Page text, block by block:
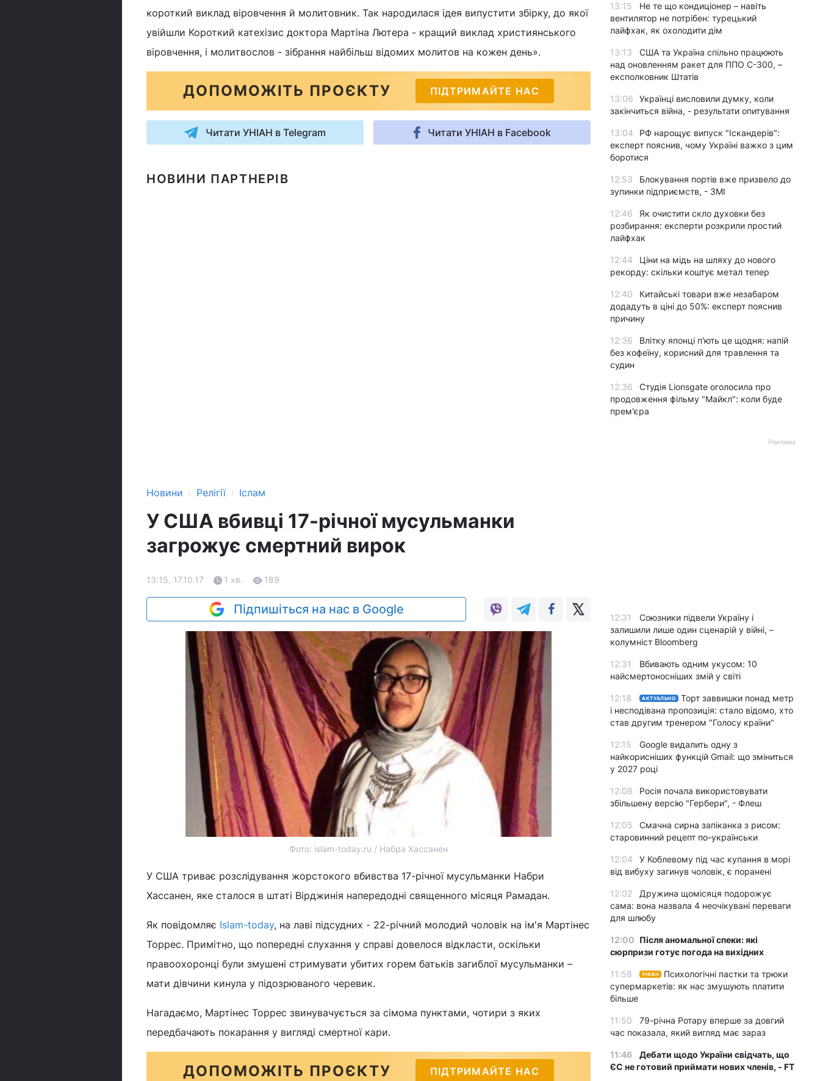
короткий виклад віровчення й молитовник. Так народилася ідея випустити збірку, до якої
увійшли Короткий катехізис доктора Мартіна Лютера - кращий виклад християнського
віровчення, і молитвослов - зібрання найбільш відомих молитов на кожен день».
ДОПОМОЖІТЬ ПРОЄКТУ ПІДТРИМАЙТЕ НАС
Читати УНІАН в Telegram Читати УНІАН в Facebook
НОВИНИ ПАРТНЕРІВ
Новини › Релігії › Іслам
У США вбивці 17-річної мусульманки
загрожує смертний вирок
13:15, 17.10.17 1 хв. 189
Підпишіться на нас в Google
Фото: islam-today.ru / Набра Хассанен
У США триває розслідування жорстокого вбивства 17-річної мусульманки Набри
Хассанен, яке сталося в штаті Вірджинія напередодні священного місяця Рамадан.
Як повідомляє Islam-today, на лаві підсудних - 22-річний молодий чоловік на ім'я Мартінес
Торрес. Примітно, що попередні слухання у справі довелося відкласти, оскільки
правоохоронці були змушені стримувати убитих горем батьків загиблої мусульманки –
мати дівчини кинула у підозрюваного черевик.
Нагадаємо, Мартінес Торрес звинувачується за сімома пунктами, чотири з яких
передбачають покарання у вигляді смертної кари.
ДОПОМОЖІТЬ ПРОЄКТУ ПІДТРИМАЙТЕ НАС
13:15
Не те що кондиціонер – навіть
вентилятор не потрібен: турецький
лайфхак, як охолодити дім
13:13
США та Україна спільно працюють
над оновленням ракет для ППО С-300, –
експолковник Штатів
13:06
Українці висловили думку, коли
закінчиться війна, - результати опитування
13:04
РФ нарощує випуск "Іскандерів":
експерт пояснив, чому Україні важко з цим
боротися
12:53
Блокування портів вже призвело до
зупинки підприємств, - ЗМІ
12:46
Як очистити скло духовки без
розбирання: експерти розкрили простий
лайфхак
12:44
Ціни на мідь на шляху до нового
рекорду: скільки коштує метал тепер
12:40
Китайські товари вже незабаром
додадуть в ціні до 50%: експерт пояснив
причину
12:36
Влітку японці п'ють це щодня: напій
без кофеїну, корисний для травлення та
судин
12:36
Студія Lionsgate оголосила про
продовження фільму "Майкл": коли буде
прем'єра
Реклама
12:31
Союзники підвели Україну і
залишили лише один сценарій у війні, –
колумніст Bloomberg
12:31
Вбивають одним укусом: 10
найсмертоносніших змій у світі
12:18 АКТУАЛЬНО
Торт заввишки понад метр
і несподівана пропозиція: стало відомо, хто
став другим тренером "Голосу країни"
12:15
Google видалить одну з
найкорисніших функцій Gmail: що зміниться
у 2027 році
12:08
Росія почала використовувати
збільшену версію "Гербери", - Флеш
12:05
Смачна сирна запіканка з рисом:
старовинний рецепт по-українськи
12:04
У Коблевому під час купання в морі
від вибуху загинув чоловік, є поранені
12:02
Дружина щомісяця подорожує
сама: вона назвала 4 неочікувані переваги
для шлюбу
12:00 Після аномальної спеки: які
сюрпризи готує погода на вихідних
11:58 УНІАН
Психологічні пастки та трюки
супермаркетів: як нас змушують платити
більше
11:50
79-річна Ротару вперше за довгий
час показала, який вигляд має зараз
11:46
Дебати щодо України свідчать, що
ЄС не готовий приймати нових членів, - FT